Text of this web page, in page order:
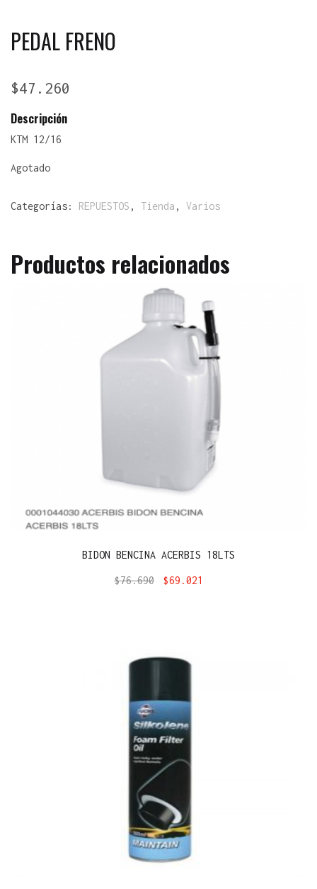
PEDAL FRENO
$47.260
Descripción
KTM 12/16
Agotado
Categorías: REPUESTOS , Tienda , Varios
Productos relacionados
BIDON BENCINA ACERBIS 18LTS
$76.690 $69.021